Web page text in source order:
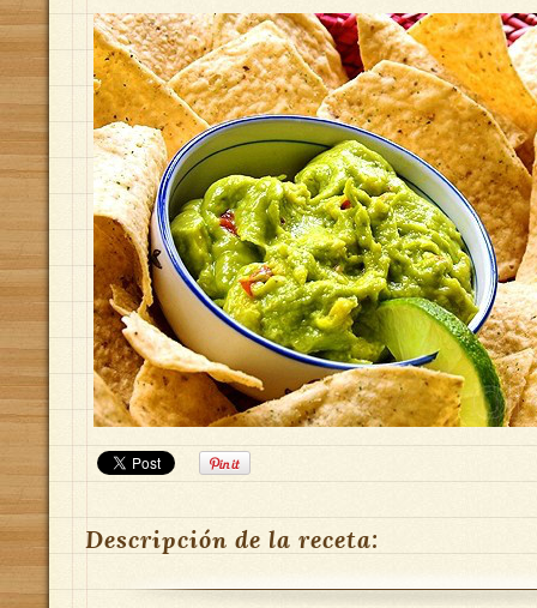
Descripción de la receta: